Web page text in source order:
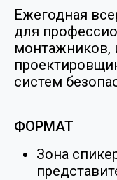
Ежегодная
для
монтажников,
систем
ФОРМАТ
Зона